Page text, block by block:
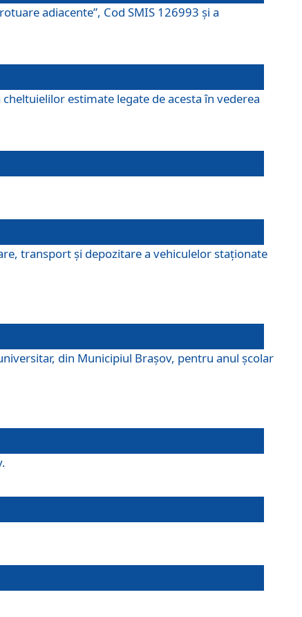
adiacente”, Cod SMIS 126993 și a
estimate legate de acesta în vederea
transport şi depozitare a vehiculelor staționate
din Municipiul Braşov, pentru anul școlar